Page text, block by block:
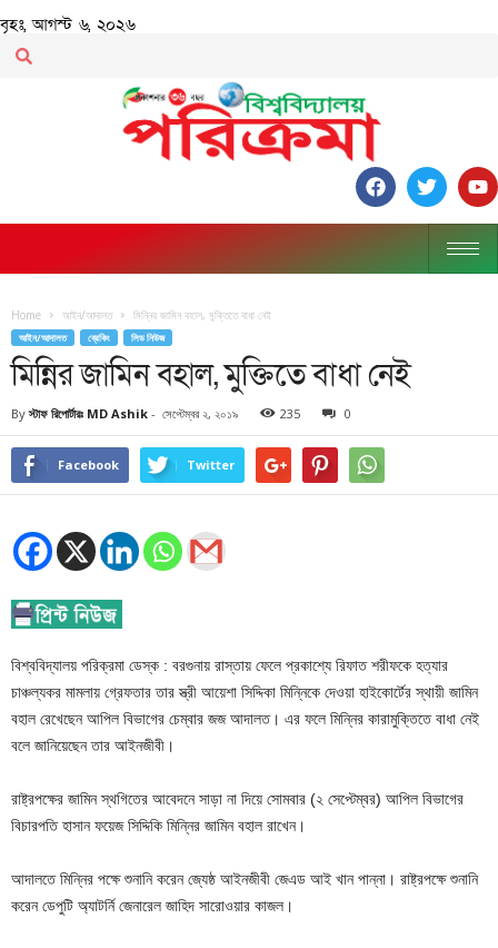
বৃহঃ, আগস্ট ৬, ২০২৬
Home আইন/আদালত মিন্নির জামিন বহাল, মুক্তিতে বাধা নেই
আইন/আদালত ব্রেকিং লিড নিউজ
মিন্নির জামিন বহাল, মুক্তিতে বাধা নেই
By স্টাফ রিপোর্টারঃ MD Ashik - সেপ্টেম্বর ২, ২০১৯ 235 0
Facebook Twitter
বিশ্ববিদ্যালয় পরিক্রমা ডেস্ক : বরগুনায় রাস্তায় ফেলে প্রকাশ্যে রিফাত শরীফকে হত্যার
চাঞ্চল্যকর মামলায় গ্রেফতার তার স্ত্রী আয়েশা সিদ্দিকা মিন্নিকে দেওয়া হাইকোর্টের স্থায়ী জামিন
বহাল রেখেছেন আপিল বিভাগের চেম্বার জজ আদালত। এর ফলে মিন্নির কারামুক্তিতে বাধা নেই
বলে জানিয়েছেন তার আইনজীবী।
রাষ্ট্রপক্ষের জামিন স্থগিতের আবেদনে সাড়া না দিয়ে সোমবার (২ সেপ্টেম্বর) আপিল বিভাগের
বিচারপতি হাসান ফয়েজ সিদ্দিকি মিন্নির জামিন বহাল রাখেন।
আদালতে মিন্নির পক্ষে শুনানি করেন জ্যেষ্ঠ আইনজীবী জেএড আই খান পান্না। রাষ্ট্রপক্ষে শুনানি
করেন ডেপুটি অ্যাটর্নি জেনারেল জাহিদ সারোওয়ার কাজল।